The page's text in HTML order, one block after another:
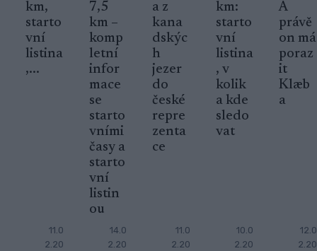
km,
starto
vní
listina
,...
11.0
2.20
7,5
km –
komp
letní
infor
mace
se
starto
vními
časy a
starto
vní
listin
ou
14.0
2.20
a z
kana
dskýc
h
jezer
do
české
repre
zenta
ce
11.0
2.20
km:
starto
vní
listina
, v
kolik
a kde
sledo
vat
10.0
2.20
A
právě
on má
poraz
it
Klæb
a
12.0
2.20